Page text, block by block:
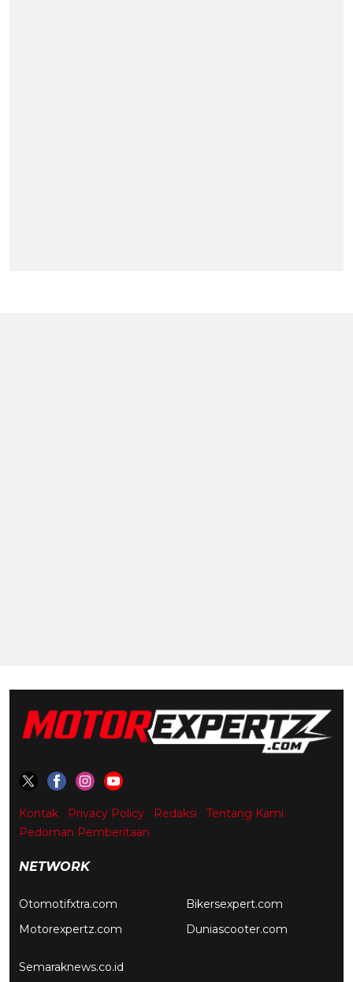
Kontak Privacy Policy Redaksi
Tentang Kami
Pedoman Pemberitaan
NETWORK
Otomotifxtra.com
Motorexpertz.com
Bikersexpert.com
Duniascooter.com
Semaraknews.co.id